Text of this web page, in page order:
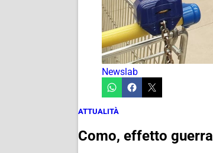
Newslab
ATTUALITÀ
Como, effetto